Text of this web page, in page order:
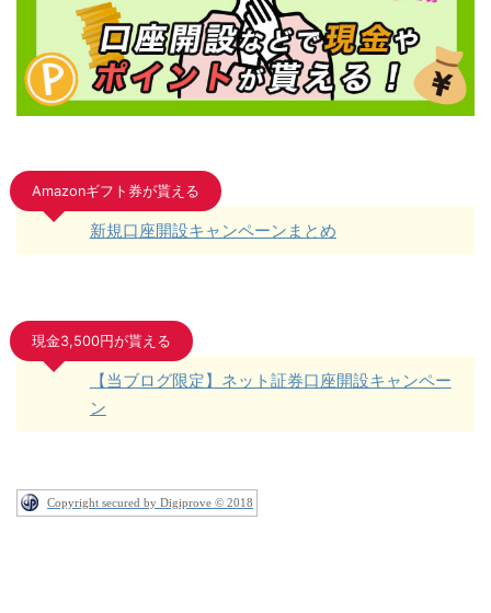
Amazonギフト券が貰える
新規口座開設キャンペーンまとめ
現金3,500円が貰える
【当ブログ限定】ネット証券口座開設キャンペー
ン
Copyright secured by Digiprove © 2018